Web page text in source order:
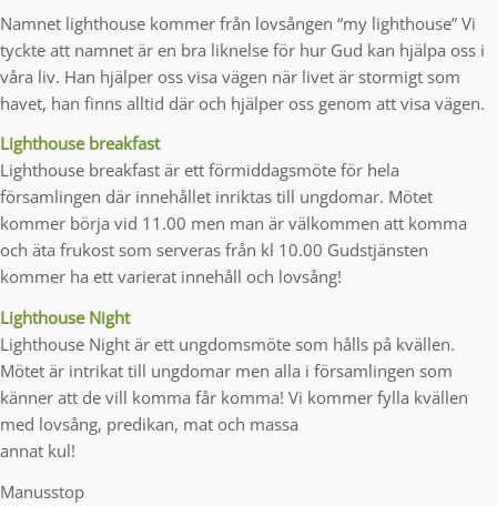
Namnet lighthouse kommer från lovsången “my lighthouse” Vi
tyckte att namnet är en bra liknelse för hur Gud kan hjälpa oss i
våra liv. Han hjälper oss visa vägen när livet är stormigt som
havet, han finns alltid där och hjälper oss genom att visa vägen.
Lighthouse breakfast
Lighthouse breakfast är ett förmiddagsmöte för hela
församlingen där innehållet inriktas till ungdomar. Mötet
kommer börja vid 11.00 men man är välkommen att komma
och äta frukost som serveras från kl 10.00 Gudstjänsten
kommer ha ett varierat innehåll och lovsång!
Lighthouse Night
Lighthouse Night är ett ungdomsmöte som hålls på kvällen.
Mötet är intrikat till ungdomar men alla i församlingen som
känner att de vill komma får komma! Vi kommer fylla kvällen
med lovsång, predikan, mat och massa
annat kul!
Manusstop